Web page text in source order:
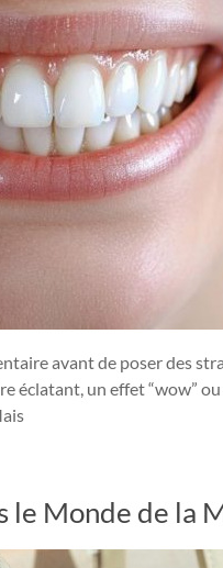
avant de poser des
éclatant, un effet “wow”
le Monde de la